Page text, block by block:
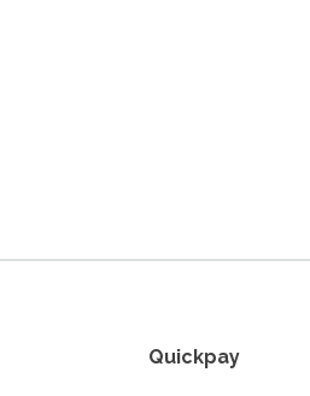
Quickpay